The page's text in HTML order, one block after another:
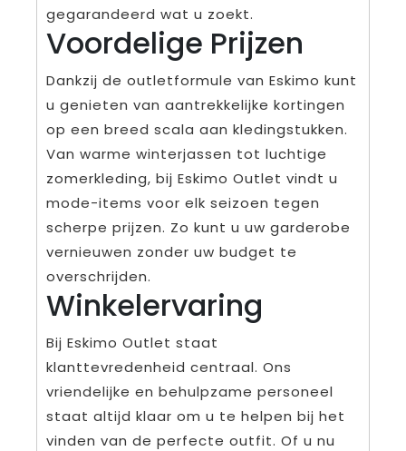
gegarandeerd wat u zoekt.
Voordelige Prijzen
Dankzij de outletformule van Eskimo kunt
u genieten van aantrekkelijke kortingen
op een breed scala aan kledingstukken.
Van warme winterjassen tot luchtige
zomerkleding, bij Eskimo Outlet vindt u
mode-items voor elk seizoen tegen
scherpe prijzen. Zo kunt u uw garderobe
vernieuwen zonder uw budget te
overschrijden.
Winkelervaring
Bij Eskimo Outlet staat
klanttevredenheid centraal. Ons
vriendelijke en behulpzame personeel
staat altijd klaar om u te helpen bij het
vinden van de perfecte outfit. Of u nu